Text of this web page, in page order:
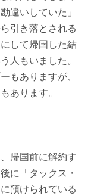
違いしていた」
引き落とされる
して帰国した結
人もいました。
もありますが、
あります。
帰国前に解約す
に「タックス・
預けられている